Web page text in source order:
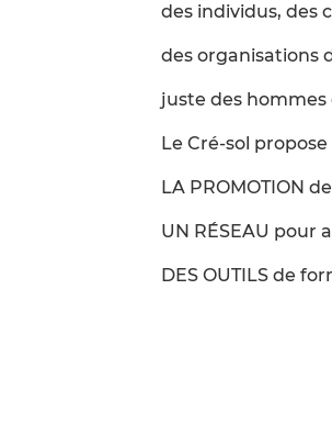
des individus, des
des organisations
juste des
Le Cré-sol propose
LA PROMOTION
UN RÉSEAU pour
DES OUTILS de